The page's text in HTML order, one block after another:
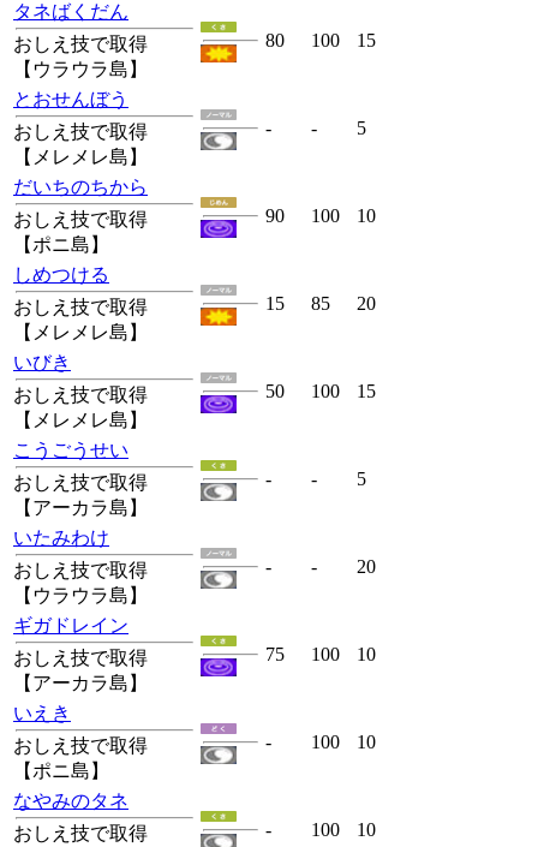
タネばくだん
おしえ技で取得
【ウラウラ島】
80 100 15
とおせんぼう
おしえ技で取得
【メレメレ島】
- - 5
だいちのちから
おしえ技で取得
【ポニ島】
90 100 10
しめつける
おしえ技で取得
【メレメレ島】
15 85 20
いびき
おしえ技で取得
【メレメレ島】
50 100 15
こうごうせい
おしえ技で取得
【アーカラ島】
- - 5
いたみわけ
おしえ技で取得
【ウラウラ島】
- - 20
ギガドレイン
おしえ技で取得
【アーカラ島】
75 100 10
いえき
おしえ技で取得
【ポニ島】
- 100 10
なやみのタネ
おしえ技で取得
- 100 10